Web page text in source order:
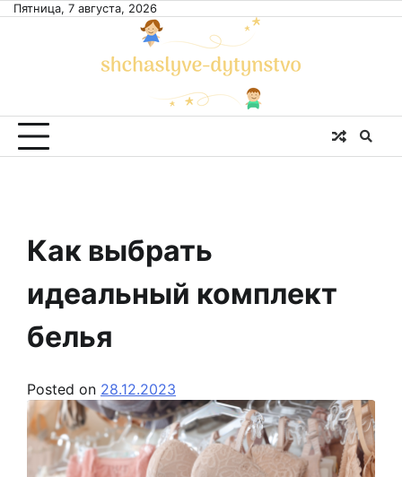
SkipПятница, 7 августа, 2026
Как выбрать
идеальный комплект
белья
Posted on 28.12.2023